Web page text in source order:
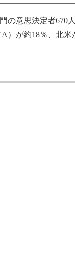
の意思決定者670
）が約18％、北米